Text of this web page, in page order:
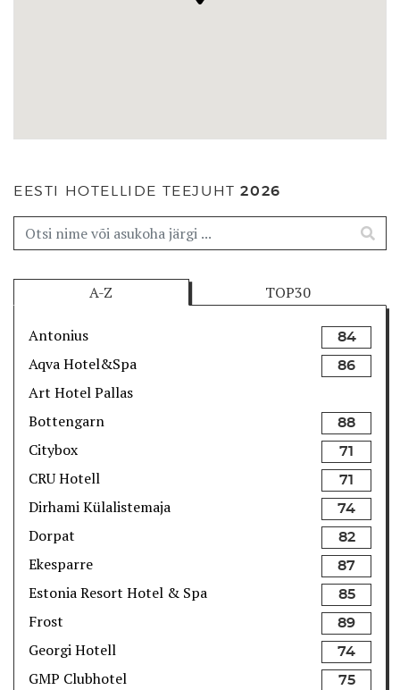
EESTI HOTELLIDE TEEJUHT2026
A-Z TOP30
Antonius 84
Aqva Hotel&Spa 86
Art Hotel Pallas
Bottengarn
88
Citybox 71
CRU Hotell 71
Dirhami Külalistemaja 74
Dorpat 82
Ekesparre 87
Estonia Resort Hotel & Spa 85
Frost 89
Georgi Hotell 74
GMP Clubhotel 75